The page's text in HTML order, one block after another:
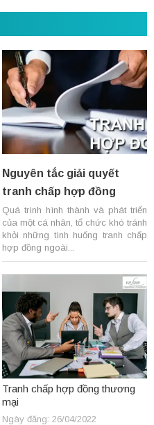
Nguyên tắc giải quyết
tranh chấp hợp đồng
Quá trình hình thành và phát triển
của một cá nhân, tổ chức khó tránh
khỏi những tình huống tranh chấp
hợp đồng ngoài...
Tranh chấp hợp đồng thương
mại
Ngày đăng: 26/04/2022